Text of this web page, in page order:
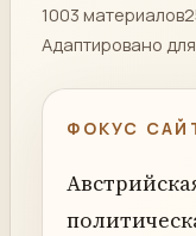
1003 материалов
Адаптировано
ФОКУС